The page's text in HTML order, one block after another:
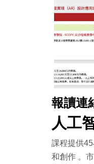
報讀連
人工
課程提供
和創作 。